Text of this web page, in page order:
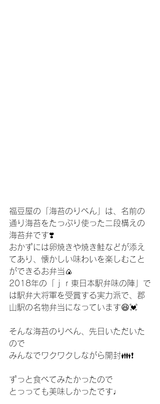
福豆屋の「海苔のりべん」は、名前の
通り海苔をたっぷり使った二段構えの
海苔弁です❣️
おかずには卵焼きや焼き鮭などが添え
てあり、懐かしい味わいを楽しむこと
ができるお弁当🍙
2018年の「ｊｒ東日本駅弁味の陣」で
は駅弁大将軍を受賞する実力派で、郡
山駅の名物弁当になっています😆💓
そんな海苔のりべん、先日いただいた
ので
みんなでワクワクしながら開封👪❗️
ずっと食べてみたかったので
とっっても美味しかったです♩